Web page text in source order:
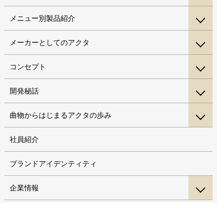
メニュー別製品紹介
メーカーとしてのアクタ
コンセプト
開発秘話
曲物からはじまるアクタの歩み
社員紹介
ブランドアイデンティティ
企業情報